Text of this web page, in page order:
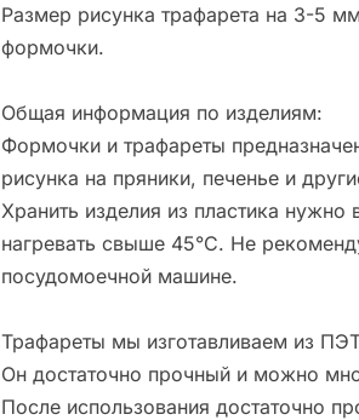
Размер рисунка трафарета на 3-5
формочки.
Общая информация по изделиям:
Формочки и трафареты
рисунка на пряники, печенье и
Хранить изделия из пластика
нагревать свыше 45°С. Не
посудомоечной машине.
Трафареты мы изготавливаем из
Он достаточно прочный и можно
После использования достаточно